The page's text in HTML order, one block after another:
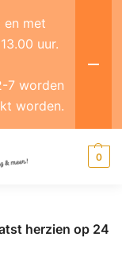
0
herzien op 24
en met
uur.
7 worden
worden.